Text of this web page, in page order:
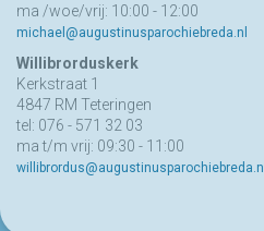
ma /woe/vrij: 10:00 - 12:00
michael@augustinusparochiebreda.nl
Willibrorduskerk
Kerkstraat 1
4847 RM Teteringen
tel: 076 - 571 32 03
ma t/m vrij: 09:30 - 11:00
willibrordus@augustinusparochiebreda.nl